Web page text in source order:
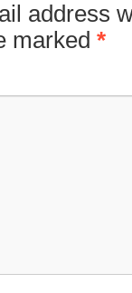
address
marked *